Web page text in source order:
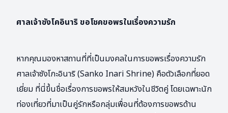
ศาลเจ้าซังโคอินาริ ขอโชคขอพรในเรื่องความรัก
หากคุณมองหาสถานที่ที่เป็นมงคลในการขอพรเรื่องความรัก
ศาลเจ้าซังโกะอินาริ (Sanko Inari Shrine) คือตัวเลือกที่ยอด
เยี่ยม ที่นี่ขึ้นชื่อเรื่องการขอพรให้สมหวังในชีวิตคู่ โดยเฉพาะนัก
ท่องเที่ยวที่มาเป็นคู่รักหรือกลุ่มเพื่อนที่ต้องการขอพรด้าน